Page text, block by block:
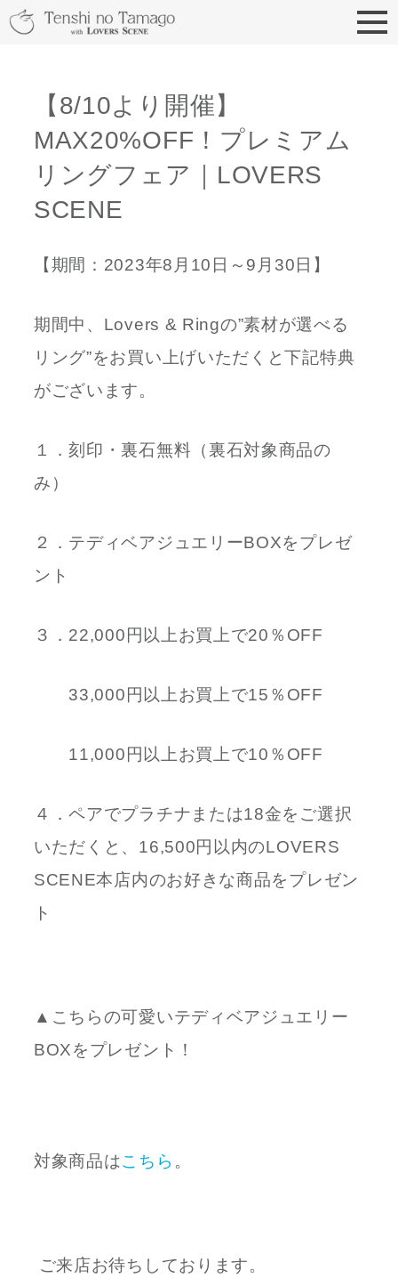
天使の卵 With LOVERS
【8/10より開催】
MAX20%OFF！プレミアム
リングフェア｜LOVERS
SCENE
【期間：2023年8月10日～9月30日】
期間中、Lovers & Ringの”素材が選べる
リング”をお買い上げいただくと下記特典
がございます。
１．刻印・裏石無料（裏石対象商品の
み）
２．テディベアジュエリーBOXをプレゼ
ント
３．22,000円以上お買上で20％OFF
33,000円以上お買上で15％OFF
11,000円以上お買上で10％OFF
４．ペアでプラチナまたは18金をご選択
いただくと、16,500円以内のLOVERS
SCENE本店内のお好きな商品をプレゼン
ト
▲こちらの可愛いテディベアジュエリー
BOXをプレゼント！
対象商品はこちら 。
ご来店お待ちしております。